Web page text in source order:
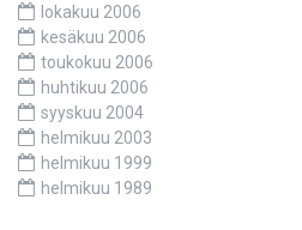
lokakuu 2006
kesäkuu 2006
toukokuu 2006
huhtikuu 2006
syyskuu 2004
helmikuu 2003
helmikuu 1999
helmikuu 1989